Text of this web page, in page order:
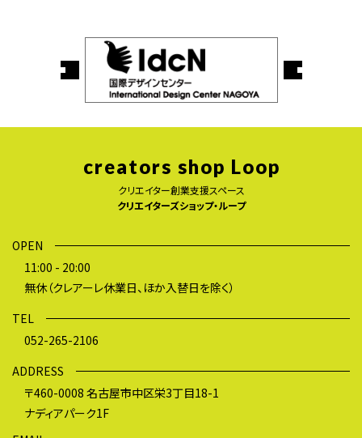
creators shop Loop
クリエイター創業支援スペース
クリエイターズショップ・ループ
OPEN
11:00 - 20:00
無休（クレアーレ休業日、ほか入替日を除く）
TEL
052-265-2106
ADDRESS
〒460-0008 名古屋市中区栄3丁目18-1
ナディアパーク1F